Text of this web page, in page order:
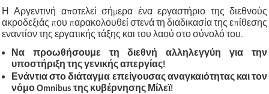
Η Αργεντινή αποτελεί σήμερα ένα εργαστήριο της διεθνούς
ακροδεξιάς που παρακολουθεί στενά τη διαδικασία της επίθεσης
εναντίον της εργατικής τάξης και του λαού στο σύνολό του.
Να προωθήσουμε τη διεθνή αλληλεγγύη για την
υποστήριξη της γενικής απεργίας!
Ενάντια στο διάταγμα επείγουσας αναγκαιότητας και τον
νόμο Omnibus της κυβέρνησης Μίλεϊ!